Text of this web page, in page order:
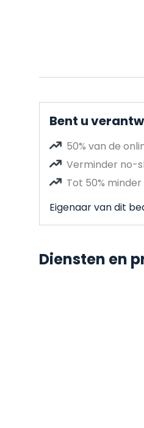
Bent u
50% van de
Verminder no-
Tot 50%
Eigenaar van dit
Diensten en